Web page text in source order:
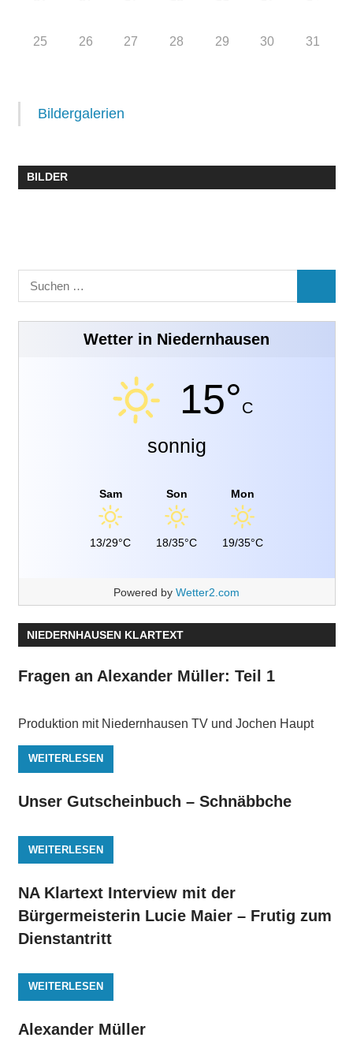
25 26 27 28 29 30 31
Bildergalerien
BILDER
Suchen
nach:
Wetter in Niedernhausen
15°C
sonnig
Sam
13/29°C
Son
18/35°C
Mon
19/35°C
Powered by Wetter2.com
NIEDERNHAUSEN KLARTEXT
Fragen an Alexander Müller: Teil 1
Produktion mit Niedernhausen TV und Jochen Haupt
WEITERLESEN
Unser Gutscheinbuch – Schnäbbche
WEITERLESEN
NA Klartext Interview mit der
Bürgermeisterin Lucie Maier – Frutig zum
Dienstantritt
WEITERLESEN
Alexander Müller